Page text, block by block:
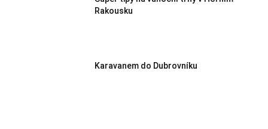
Rakousku
Karavanem do Dubrovníku